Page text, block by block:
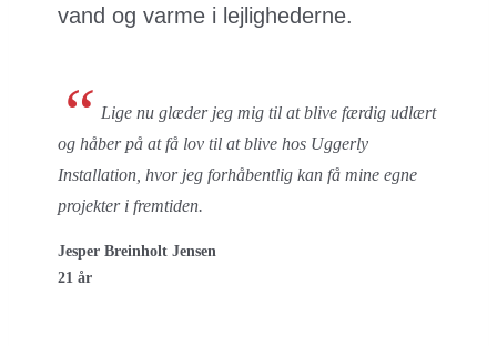
vand og varme i lejlighederne.
“ Lige nu glæder jeg mig til at blive færdig udlært
og håber på at få lov til at blive hos Uggerly
Installation, hvor jeg forhåbentlig kan få mine egne
projekter i fremtiden.
Jesper Breinholt Jensen
21 år